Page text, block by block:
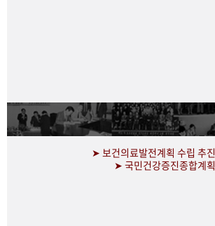
➤ 보건의료발전계획 수립 추진
➤ 국민건강증진종합계획